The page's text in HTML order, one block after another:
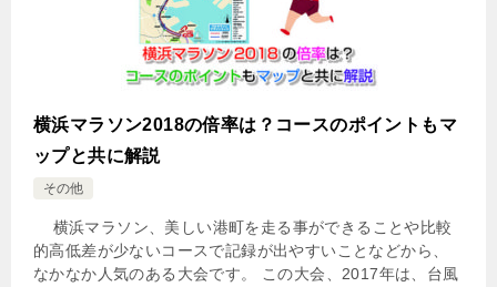
横浜マラソン2018の倍率は？コースのポイントもマ
ップと共に解説
その他
横浜マラソン、美しい港町を走る事ができることや比較
的高低差が少ないコースで記録が出やすいことなどから、
なかなか人気のある大会です。 この大会、2017年は、台風